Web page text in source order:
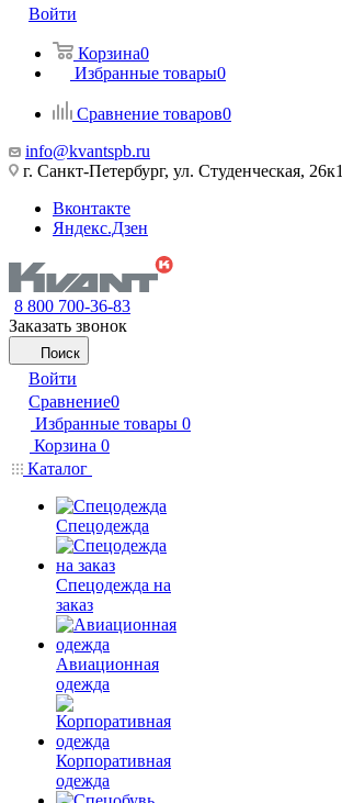
Войти
Корзина0
Избранные товары0
Сравнение товаров0
info@kvantspb.ru
г. Санкт-Петербург, ул. Студенческая, 26к1
Вконтакте
Яндекс.Дзен
8 800 700-36-83
Заказать звонок
Поиск
Войти
Сравнение0
Избранные товары 0
Корзина 0
Каталог
Спецодежда
Спецодежда на
заказ
Авиационная
одежда
Корпоративная
одежда